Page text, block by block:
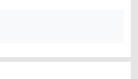
TRAKTORTEHNIKAS NOMA
TRAKTORTEHNIKAS REZERVES